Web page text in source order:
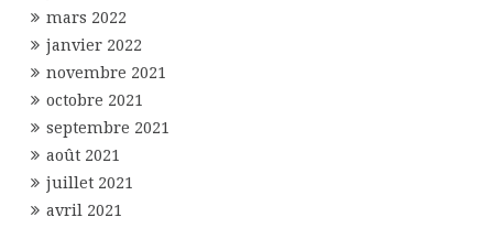
mars 2022
janvier 2022
novembre 2021
octobre 2021
septembre 2021
août 2021
juillet 2021
avril 2021